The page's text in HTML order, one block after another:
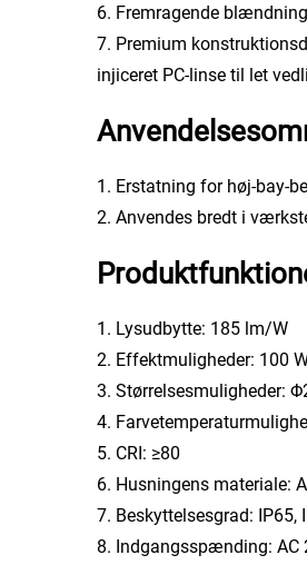
6. Fremragende
7. Premium
injiceret PC-linse til let
1. Erstatning for høj-bay-
2. Anvendes bredt i
1. Lysudbytte: 185 lm/W
2. Effektmuligheder: 100
3. Størrelsesmuligheder:
4.
5. CRI: ≥80
6. Husningens materiale:
7. Beskyttelsesgrad: IP65,
8. Indgangsspænding: AC